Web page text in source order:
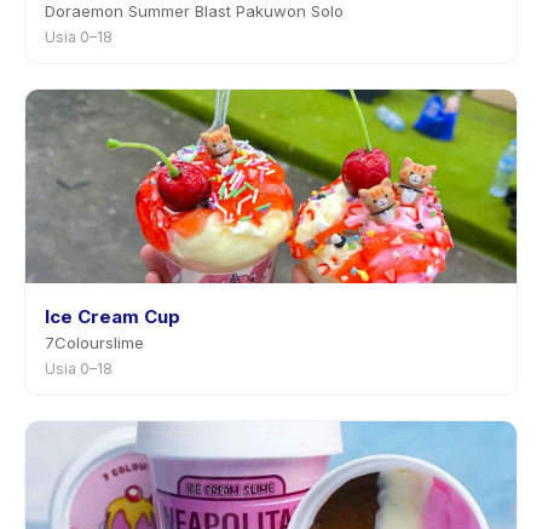
Doraemon Summer Blast Pakuwon Solo
Usia 0–18
Ice Cream Cup
7Colourslime
Usia 0–18